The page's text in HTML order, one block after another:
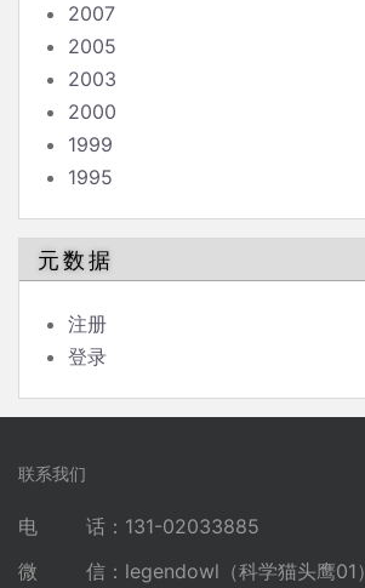
2007
2005
2003
2000
1999
1995
元数据
注册
登录
联系我们
电 话：131-02033885
微 信：legendowl（科学猫头鹰01）